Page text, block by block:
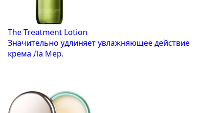
The Treatment Lotion
Значительно удлиняет увлажняющее действие
крема Ла Мер.